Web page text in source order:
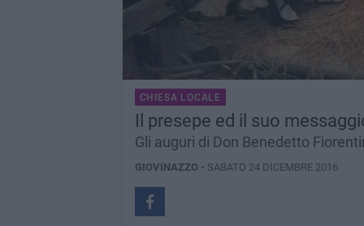
CHIESA LOCALE
Il presepe ed il suo
Gli auguri di Don Benedetto
GIOVINAZZO - SABATO 24 DICEMBRE 2016